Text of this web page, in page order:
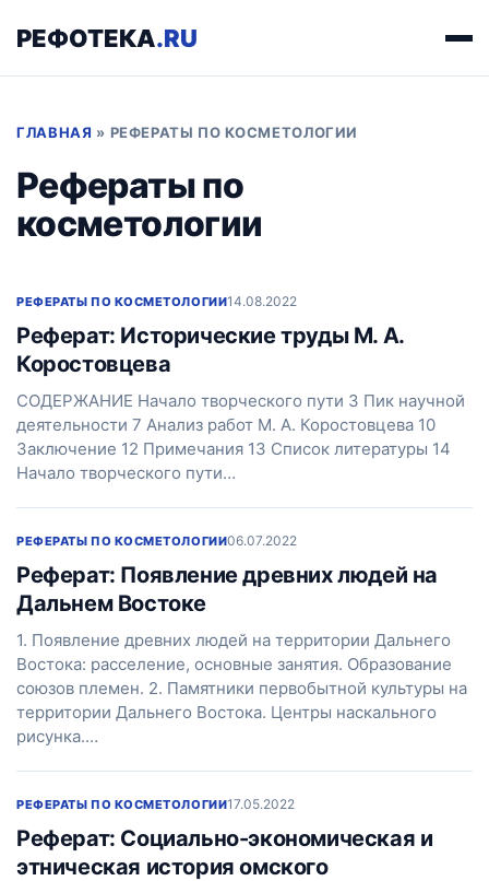
РЕФОТЕКА.RU
ГЛАВНАЯ » РЕФЕРАТЫ ПО КОСМЕТОЛОГИИ
Рефераты по
косметологии
РЕФЕРАТЫ ПО КОСМЕТОЛОГИИ14.08.2022
Реферат: Исторические труды М. А.
Коростовцева
СОДЕРЖАНИЕ Начало творческого пути 3 Пик научной
деятельности 7 Анализ работ М. А. Коростовцева 10
Заключение 12 Примечания 13 Список литературы 14
Начало творческого пути…
РЕФЕРАТЫ ПО КОСМЕТОЛОГИИ06.07.2022
Реферат: Появление древних людей на
Дальнем Востоке
1. Появление древних людей на территории Дальнего
Востока: расселение, основные занятия. Образование
союзов племен. 2. Памятники первобытной культуры на
территории Дальнего Востока. Центры наскального
рисунка.…
РЕФЕРАТЫ ПО КОСМЕТОЛОГИИ17.05.2022
Реферат: Социально-экономическая и
этническая история омского